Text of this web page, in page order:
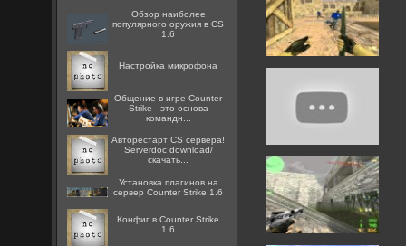
Обзор наиболее
популярного оружия в CS
1.6
Настройка микрофона
Общение в игре Counter
Strike - это основа
командн...
Авторестарт CS сервера!
Serverdoc download/
скачать...
Установка плагинов на
сервер Counter Strike 1.6
Конфиг в Counter Strike
1.6